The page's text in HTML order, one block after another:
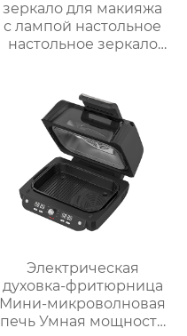
зеркало для макияжа
с лампой настольное
настольное зеркало
складное
косметическое
зеркало для
переодевания
фабрика зеркал
Электрическая
духовка-фритюрница
Мини-микроволновая
печь Умная мощность